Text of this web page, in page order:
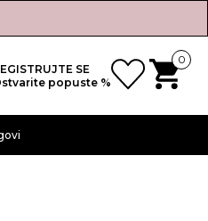
SE
popuste %
0